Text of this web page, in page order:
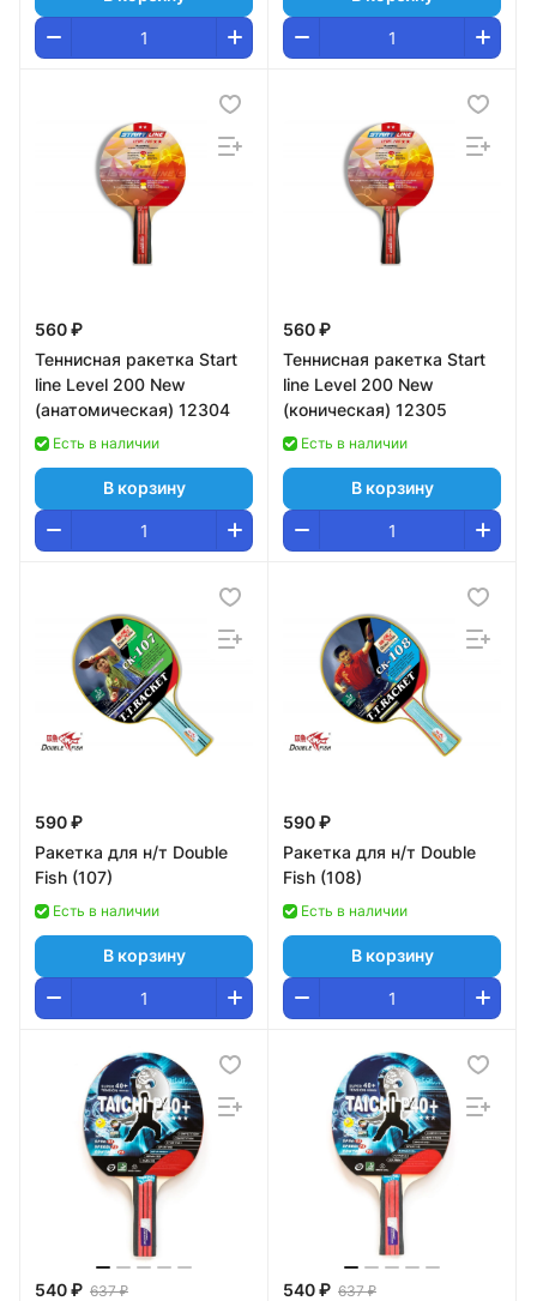
560 ₽
Теннисная ракетка Start
line Level 200 New
(анатомическая) 12304
Есть в наличии
В корзину
560 ₽
Теннисная ракетка Start
line Level 200 New
(коническая) 12305
Есть в наличии
В корзину
590 ₽
Ракетка для н/т Double
Fish (107)
Есть в наличии
В корзину
590 ₽
Ракетка для н/т Double
Fish (108)
Есть в наличии
В корзину
540 ₽ 637 ₽ 540 ₽ 637 ₽